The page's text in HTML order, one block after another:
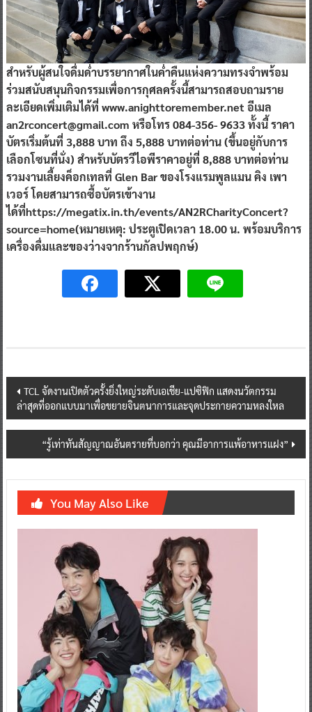
สำหรับผู้สนใจดื่มด่ำบรรยากาศในค่ำคืนแห่งความทรงจำพร้อม
ร่วมสนับสนุนกิจกรรมเพื่อการกุศลครั้งนี้สามารถสอบถามราย
ละเอียดเพิ่มเติมได้ที่ www.anighttoremember.net อีเมล
an2rconcert@gmail.com หรือโทร 084-356- 9633 ทั้งนี้ ราคา
บัตรเริ่มต้นที่ 3,888 บาท ถึง 5,888 บาทต่อท่าน (ขึ้นอยู่กับการ
เลือกโซนที่นั่ง) สำหรับบัตรวีไอพีราคาอยู่ที่ 8,888 บาทต่อท่าน
รวมงานเลี้ยงค็อกเทลที่ Glen Bar ของโรงแรมพูลแมน คิง เพา
เวอร์ โดยสามารถซื้อบัตรเข้างาน
ได้ที่https://megatix.in.th/events/AN2RCharityConcert?
source=home(หมายเหตุ: ประตูเปิดเวลา 18.00 น. พร้อมบริการ
เครื่องดื่มและของว่างจากร้านกัลปพฤกษ์)
Post
navigation
TCL จัดงานเปิดตัวครั้งยิ่งใหญ่ระดับเอเชีย-แปซิฟิก แสดงนวัตกรรม
ล่าสุดที่ออกแบบมาเพื่อขยายจินตนาการและจุดประกายความหลงใหล
“รู้เท่าทันสัญญาณอันตรายที่บอกว่า คุณมีอาการแพ้อาหารแฝง”
You May Also Like